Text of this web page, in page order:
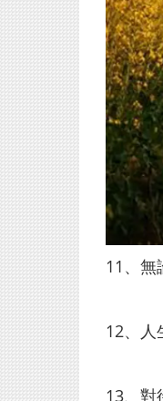
11、無
12、人
13、對